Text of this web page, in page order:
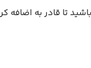
تا قادر به اضافه